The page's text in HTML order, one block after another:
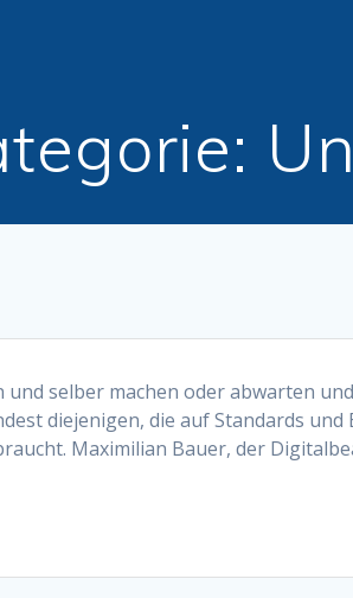
selber machen oder abwarten
diejenigen, die auf Standards
Maximilian Bauer, der